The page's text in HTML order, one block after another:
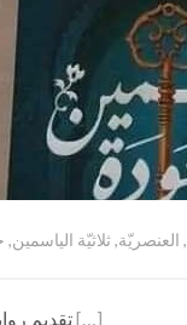
, العنصريّة,ثلاثيّة الياسمين,
[…]